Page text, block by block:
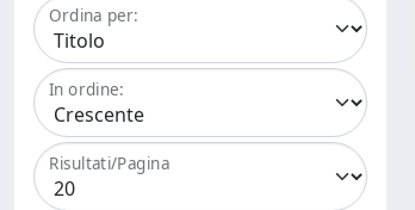
Ordina per:
In ordine:
Risultati/Pagina